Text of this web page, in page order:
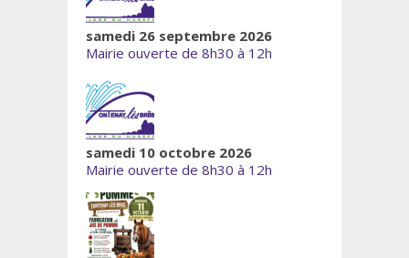
samedi 26 septembre 2026
Mairie ouverte de 8h30 à 12h
samedi 10 octobre 2026
Mairie ouverte de 8h30 à 12h